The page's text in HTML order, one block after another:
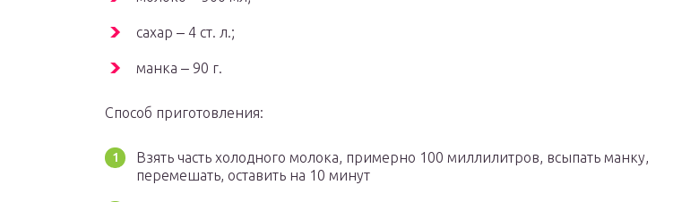
сахар ‒ 4 ст. л.;
манка ‒ 90 г.
Способ приготовления:
Взять часть холодного молока, примерно 100 миллилитров, всыпать манку,
перемешать, оставить на 10 минут